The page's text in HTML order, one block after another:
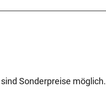
Sonderpreise möglich.